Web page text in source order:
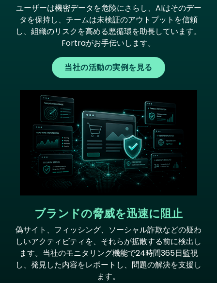
ユーザーは機密データを危険にさらし、AIはそのデー
タを保持し、チームは未検証のアウトプットを信頼
し、組織のリスクを高める悪循環を助長しています。
Fortraがお手伝いします。
当社の活動の実例を見る
ブランドの脅威を迅速に阻止
偽サイト、フィッシング、ソーシャル詐欺などの疑わ
しいアクティビティを、それらが拡散する前に検出し
ます。当社のモニタリング機能で24時間365日監視
し、発見した内容をレポートし、問題の解決を支援し
ます。